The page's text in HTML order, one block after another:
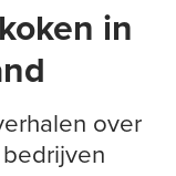
in
over